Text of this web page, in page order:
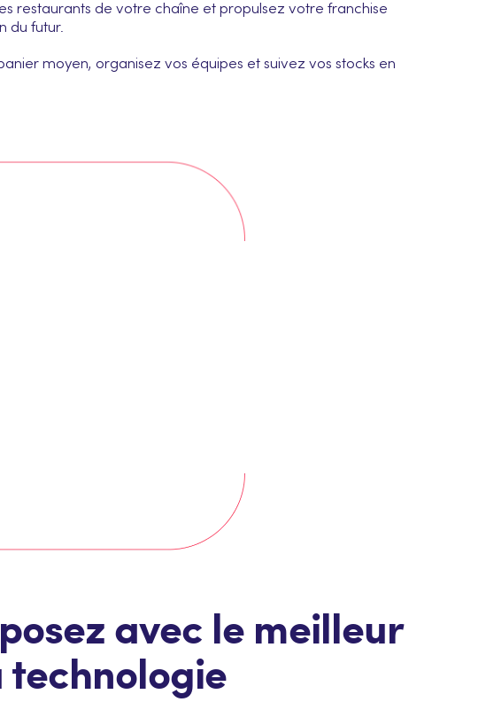
restaurants de votre chaîne et propulsez votre franchise
du futur.
moyen, organisez vos équipes et suivez vos stocks en
avec le meilleur
technologie